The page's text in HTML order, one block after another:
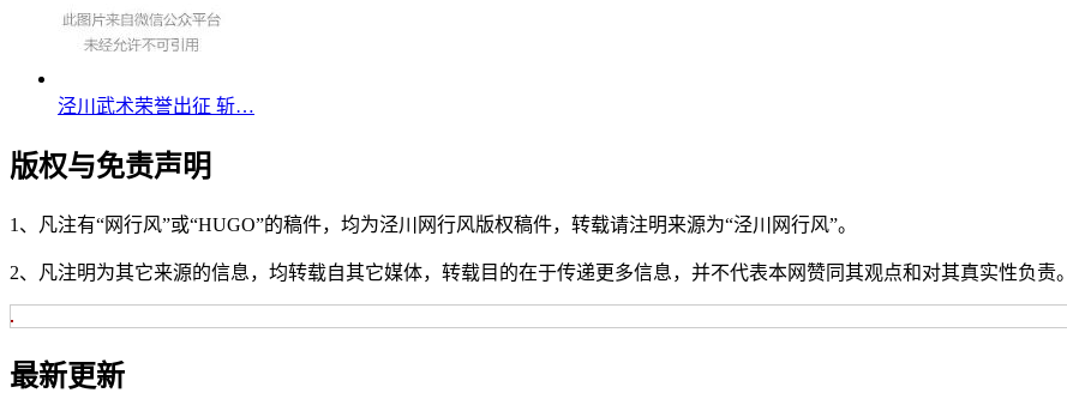
泾川武术荣誉出征 斩…
版权与免责声明
1、凡注有“网行风”或“HUGO”的稿件，均为泾川网行风版权稿件，转载请注明来源为“泾川网行风”。
2、凡注明为其它来源的信息，均转载自其它媒体，转载目的在于传递更多信息，并不代表本网赞同其观点和对其真实性负责。
最新更新